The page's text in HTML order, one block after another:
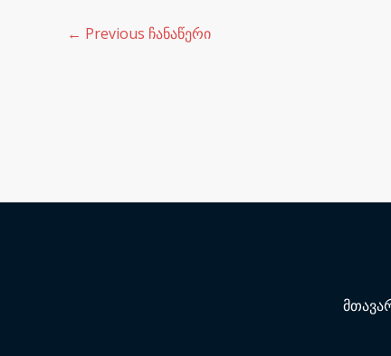
← Previous ჩანაწერი